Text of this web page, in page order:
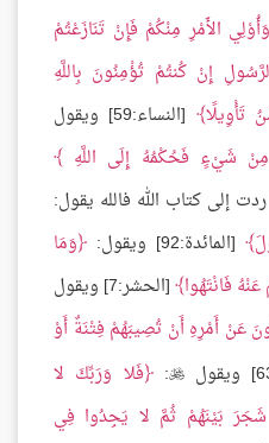
الأَمْرِ مِنْكُمْ فَإِنْ تَنَازَعْتُمْ
إِنْ كُنتُمْ تُؤْمِنُونَ بِاللَّهِ
تَأْوِيلًا
[النساء:59] ويقول
شَيْءٍ فَحُكْمُهُ إِلَى اللَّهِ
[المائدة:92] ويقول:
وَمَا
فَانْتَهُوا
[الحشر:7] ويقول
عَنْ أَمْرِهِ أَنْ تُصِيبَهُمْ فِتْنَةٌ أَوْ

: فَلا وَرَبِّكَ لا
بَيْنَهُمْ ثُمَّ لا يَجِدُوا فِي